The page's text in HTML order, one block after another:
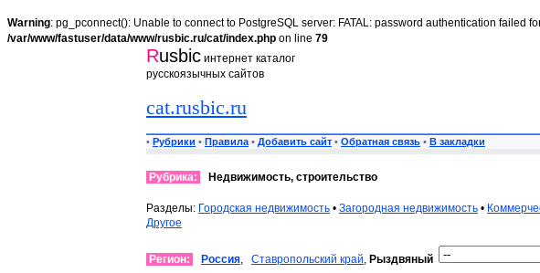
Warning: pg_pconnect(): Unable to connect to PostgreSQL server: FATAL: password authentication failed
/var/www/fastuser/data/www/rusbic.ru/cat/index.php on line 79
Rusbic интернет каталог
русскоязычных сайтов
cat.rusbic.ru
• Рубрики • Правила • Добавить сайт • Обратная связь • В закладки
Рубрика: Недвижимость, строительство
Разделы: Городская недвижимость • Загородная недвижимость •
Другое
Регион: Россия, Ставропольский край, Рыздвяный